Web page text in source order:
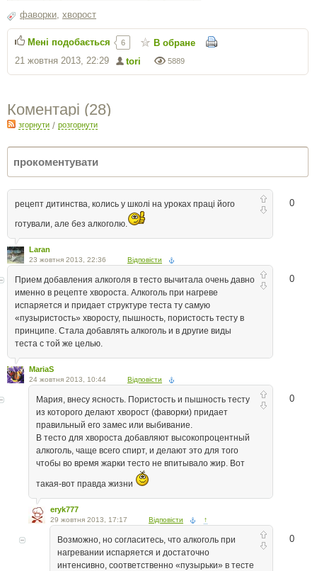
фаворки хворост
5889
tori
21 жовтня 2013, 22:29
Мені подобається 6 В обране
Коментарі (28)
згорнути / розгорнути
0
рецепт дитинства, колись у школі на уроках праці його
готували, але без алкоголю.
Laran
23 жовтня 2013, 22:36 Відповісти
0
Прием добавления алкоголя в тесто вычитала очень давно
именно в рецепте хвороста. Алкоголь при нагреве
испаряется и придает структуре теста ту самую
«пузыристость» хворосту, пышность, пористость тесту в
принципе. Стала добавлять алкоголь и в другие виды
теста с той же целью.
MariaS
24 жовтня 2013, 10:44 Відповісти
0
Мария, внесу ясность. Пористость и пышность тесту
из которого делают хворост (фаворки) придает
правильный его замес или выбивание.
В тесто для хвороста добавляют высокопроцентный
алкоголь, чаще всего спирт, и делают это для того
чтобы во время жарки тесто не впитывало жир. Вот
такая-вот правда жизни
eryk777
29 жовтня 2013, 17:17 Відповісти ↑
0
Возможно, но согласитесь, что алкоголь при
нагревании испаряется и достаточно
интенсивно, соответственно «пузырьки» в тесте